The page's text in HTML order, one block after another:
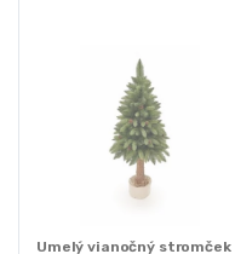
Umelý vianočný stromček